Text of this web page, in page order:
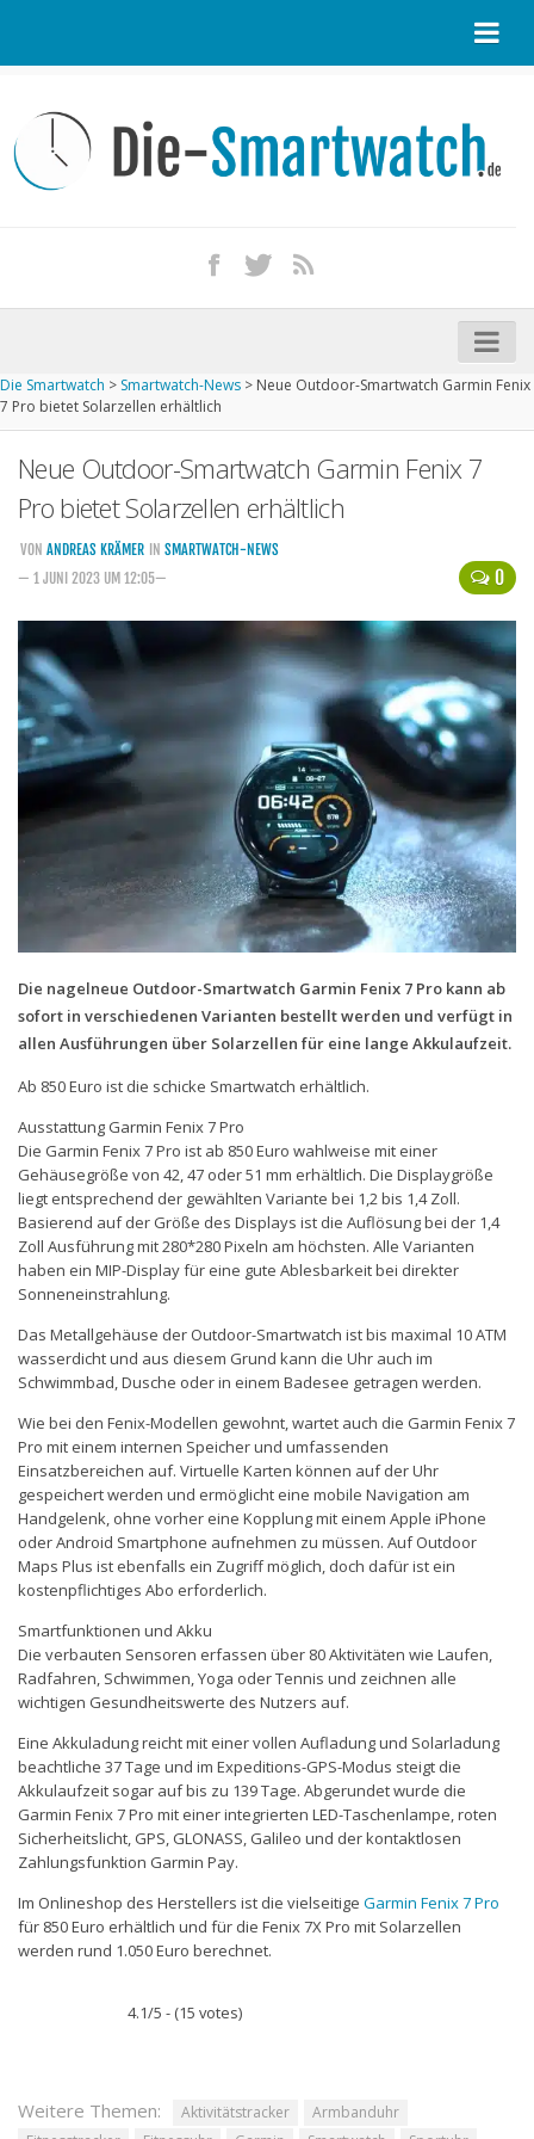
Kontakt / Tipp geben
Impressum
iPhone kaufen
Startseite
Kommende Smartwatches
Handytarife
BASE
Smartphonetarife
o2
Smartphonetarife
Prepaid-Tarife
Datentarife
Flatrate-Prepaidtarife
Mobilfunk-Vergleichsrechner
Mobilfunk-Tarifrechner
Flatrate-Datentarife
Die Smartwatch > Smartwatch-News > Neue Outdoor-Smartwatch Garmin Fenix
7 Pro bietet Solarzellen erhältlich
Neue Outdoor-Smartwatch Garmin Fenix 7
Pro bietet Solarzellen erhältlich
0
VON ANDREAS KRÄMER IN SMARTWATCH-NEWS
— 1 JUNI 2023 UM 12:05—
Die nagelneue Outdoor-Smartwatch Garmin Fenix 7 Pro kann ab
sofort in verschiedenen Varianten bestellt werden und verfügt in
allen Ausführungen über Solarzellen für eine lange Akkulaufzeit.
Ab 850 Euro ist die schicke Smartwatch erhältlich.
Ausstattung Garmin Fenix 7 Pro
Die Garmin Fenix 7 Pro ist ab 850 Euro wahlweise mit einer
Gehäusegröße von 42, 47 oder 51 mm erhältlich. Die Displaygröße
liegt entsprechend der gewählten Variante bei 1,2 bis 1,4 Zoll.
Basierend auf der Größe des Displays ist die Auflösung bei der 1,4
Zoll Ausführung mit 280*280 Pixeln am höchsten. Alle Varianten
haben ein MIP-Display für eine gute Ablesbarkeit bei direkter
Sonneneinstrahlung.
Das Metallgehäuse der Outdoor-Smartwatch ist bis maximal 10 ATM
wasserdicht und aus diesem Grund kann die Uhr auch im
Schwimmbad, Dusche oder in einem Badesee getragen werden.
Wie bei den Fenix-Modellen gewohnt, wartet auch die Garmin Fenix 7
Pro mit einem internen Speicher und umfassenden
Einsatzbereichen auf. Virtuelle Karten können auf der Uhr
gespeichert werden und ermöglicht eine mobile Navigation am
Handgelenk, ohne vorher eine Kopplung mit einem Apple iPhone
oder Android Smartphone aufnehmen zu müssen. Auf Outdoor
Maps Plus ist ebenfalls ein Zugriff möglich, doch dafür ist ein
kostenpflichtiges Abo erforderlich.
Smartfunktionen und Akku
Die verbauten Sensoren erfassen über 80 Aktivitäten wie Laufen,
Radfahren, Schwimmen, Yoga oder Tennis und zeichnen alle
wichtigen Gesundheitswerte des Nutzers auf.
Eine Akkuladung reicht mit einer vollen Aufladung und Solarladung
beachtliche 37 Tage und im Expeditions-GPS-Modus steigt die
Akkulaufzeit sogar auf bis zu 139 Tage. Abgerundet wurde die
Garmin Fenix 7 Pro mit einer integrierten LED-Taschenlampe, roten
Sicherheitslicht, GPS, GLONASS, Galileo und der kontaktlosen
Zahlungsfunktion Garmin Pay.
Im Onlineshop des Herstellers ist die vielseitige Garmin Fenix 7 Pro
für 850 Euro erhältlich und für die Fenix 7X Pro mit Solarzellen
werden rund 1.050 Euro berechnet.
4.1/5 - (15 votes)
Weitere Themen: Aktivitätstracker
Armbanduhr